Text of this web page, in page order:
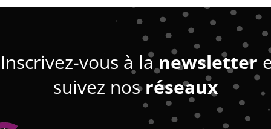
Inscrivez-vous à lanewsletter
suivez nosréseaux